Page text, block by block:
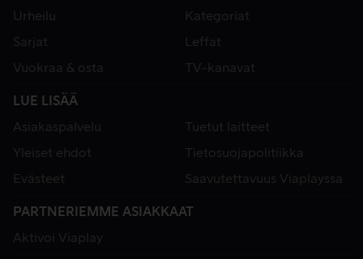
Urheilu
Kategoriat
Sarjat
Leffat
Vuokraa & osta
TV-kanavat
LUE LISÄÄ
Asiakaspalvelu
Tuetut laitteet
Yleiset ehdot
Tietosuojapolitiikka
Evästeet
Saavutettavuus Viaplayssa
PARTNERIEMME ASIAKKAAT
Aktivoi Viaplay